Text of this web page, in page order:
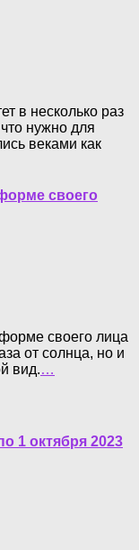
в несколько раз
нужно для
веками как
своего
своего лица
от солнца, но и
вид.…
1 октября 2023